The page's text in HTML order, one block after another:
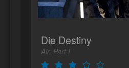
Die Destiny
Air, Part I